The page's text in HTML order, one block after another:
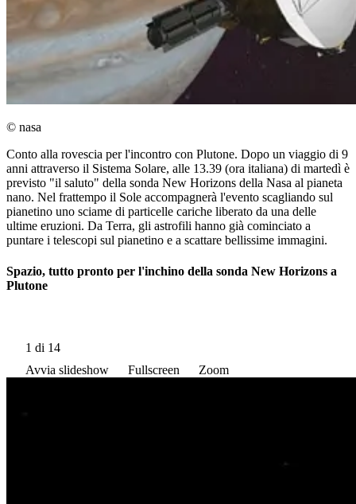
© nasa
Conto alla rovescia per l'incontro con Plutone. Dopo un viaggio di 9
anni attraverso il Sistema Solare, alle 13.39 (ora italiana) di martedì è
previsto "il saluto" della sonda New Horizons della Nasa al pianeta
nano. Nel frattempo il Sole accompagnerà l'evento scagliando sul
pianetino uno sciame di particelle cariche liberato da una delle
ultime eruzioni. Da Terra, gli astrofili hanno già cominciato a
puntare i telescopi sul pianetino e a scattare bellissime immagini.
Spazio, tutto pronto per l'inchino della sonda New Horizons a
Plutone
1 di 14
Avvia slideshow
Fullscreen Zoom